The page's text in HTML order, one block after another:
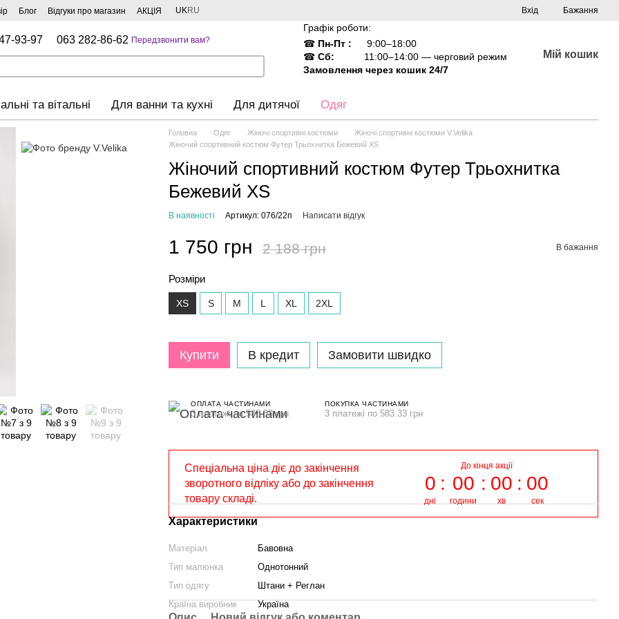
Блог Відгуки про магазин АКЦІЯ UKRU Вхід Бажання
93-97 063 282-86-62 Передзвонити вам?
Графік роботи:
☎ Пн-Пт :
9:00–18:00
☎Сб:
11:00–14:00 — черговий режим
Замовлення через кошик 24/7
Мій кошик
та вітальні Для ванни та кухні Для дитячої Одяг
Головна Одяг Жіночі спортивні костюми
Жіночі спортивні костюми V.Velika
Жіночий спортивний костюм Футер Трьохнитка Бежевий XS
Жіночий спортивний костюм Футер Трьохнитка
Бежевий XS
В наявності Артикул: 076/22п Написати відгук
1 750 грн 2 188 грн В бажання
Розміри
XS S M L XL 2XL
Купити В кредит Замовити швидко
ОПЛАТА ЧАСТИНАМИ
3 платежі по 583.33 грн
ПОКУПКА ЧАСТИНАМИ
3 платежі по 583.33 грн
Спеціальна ціна діє до закінчення
зворотного відліку або до закінчення
товару складі.
До кінця акції
0
дні
00
години
00
хв
00
сек
Характеристики
Матеріал
Бавовна
Тип малюнка
Однотонний
Тип одягу
Штани + Реглан
Країна виробник
Україна